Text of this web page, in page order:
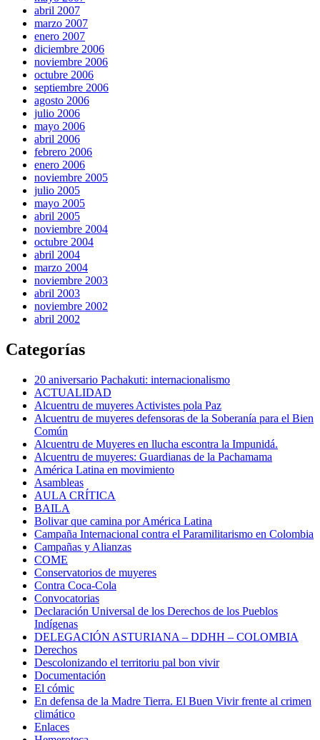
abril 2007
marzo 2007
enero 2007
diciembre 2006
noviembre 2006
octubre 2006
septiembre 2006
agosto 2006
julio 2006
mayo 2006
abril 2006
febrero 2006
enero 2006
noviembre 2005
julio 2005
mayo 2005
abril 2005
noviembre 2004
octubre 2004
abril 2004
marzo 2004
noviembre 2003
abril 2003
noviembre 2002
abril 2002
Categorías
20 aniversario Pachakuti: internacionalismo
ACTUALIDAD
Alcuentru de muyeres Activistes pola Paz
Alcuentru de muyeres defensoras de la Soberanía para el Bien
Común
Alcuentru de Muyeres en llucha escontra la Impunidá.
Alcuentru de muyeres: Guardianas de la Pachamama
América Latina en movimiento
Asambleas
AULA CRÍTICA
BAILA
Bolivar que camina por América Latina
Campaña Internacional contra el Paramilitarismo en Colombia
Campañas y Alianzas
COME
Conservatorios de muyeres
Contra Coca-Cola
Convocatorias
Declaración Universal de los Derechos de los Pueblos
Indígenas
DELEGACIÓN ASTURIANA – DDHH – COLOMBIA
Derechos
Descolonizando el territoriu pal bon vivir
Documentación
El cómic
En defensa de la Madre Tierra. El Buen Vivir frente al crimen
climático
Enlaces